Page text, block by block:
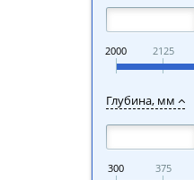
2000 2125
Глубина, мм
300 375